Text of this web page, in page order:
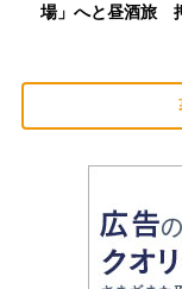
場」へと昼酒旅